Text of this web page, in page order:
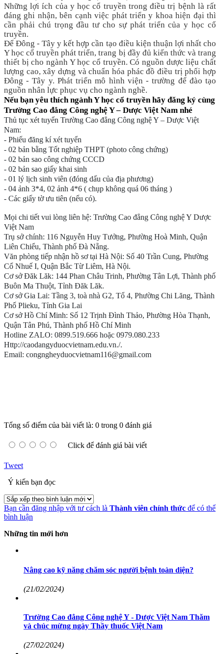
Những lợi ích của y học cổ truyền trong điều trị bệnh là rất
đáng ghi nhận, bên cạnh việc phát triển y khoa hiện đại thì
cần phải chú trọng đầu tư cho sự phát triển của y học cổ
truyền.
Để Đông - Tây y kết hợp cần tạo điều kiện thuận lợi nhất cho
Y học cổ truyền phát triển, trang bị đầy đủ kiến thức và trang
thiết bị cho ngành Y học cổ truyền. Có nguồn dược liệu chất
lượng cao, xây dựng và chuẩn hóa phác đồ điều trị phối hợp
Đông - Tây y. Phát triển mô hình viện - trường để đào tạo
nguồn nhân lực phục vụ cho ngành nghề.
Nếu bạn yêu thích ngành Y học cổ truyền hãy đăng ký cùng
Trường Cao đẳng Công nghệ Y – Dược Việt Nam nhé
Thủ tục xét tuyển Trường Cao đẳng Công nghệ Y – Dược Việt
Nam:
- Phiếu đăng kí xét tuyển
- 02 bản bằng Tốt nghiệp THPT (photo công chứng)
- 02 bản sao công chứng CCCD
- 02 bản sao giấy khai sinh
- 01 lý lịch sinh viên (đóng dấu của địa phương)
- 04 ảnh 3*4, 02 ảnh 4*6 ( chụp không quá 06 tháng )
- Các giấy tờ ưu tiên (nếu có).
Mọi chi tiết vui lòng liên hệ: Trường Cao đẳng Công nghệ Y Dược
Việt Nam
Trụ sở chính: 116 Nguyễn Huy Tưởng, Phường Hoà Minh, Quận
Liên Chiểu, Thành phố Đà Nẵng.
Văn phòng tiếp nhận hồ sơ tại Hà Nội: Số 40 Trần Cung, Phường
Cổ Nhuế I, Quận Bắc Từ Liêm, Hà Nội.
Cơ sở Đăk Lăk: 144 Phan Châu Trinh, Phường Tân Lợi, Thành phố
Buôn Ma Thuột, Tỉnh Đăk Lăk.
Cơ sở Gia Lai: Tầng 3, toà nhà G2, Tổ 4, Phường Chi Lăng, Thành
Phố Plieku, Tỉnh Gia Lai
Cơ sở Hồ Chí Minh: Số 12 Trịnh Đình Thảo, Phường Hòa Thạnh,
Quận Tân Phú, Thành phố Hồ Chí Minh
Hotline ZALO: 0899.519.666 hoặc 0979.080.233
Http://caodangyduocvietnam.edu.vn./.
Email: congngheyduocvietnam116@gmail.com
Tổng số điểm của bài viết là: 0 trong 0 đánh giá
Click để đánh giá bài viết
Tweet
Ý kiến bạn đọc
Bạn cần đăng nhập với tư cách là Thành viên chính thức để có thể
bình luận
Những tin mới hơn
Nâng cao kỹ năng chăm sóc người bệnh toàn diện?
(21/02/2024)
Trường Cao đẳng Công nghệ Y - Dược Việt Nam Thăm
và chúc mừng ngày Thầy thuốc Việt Nam
(27/02/2024)